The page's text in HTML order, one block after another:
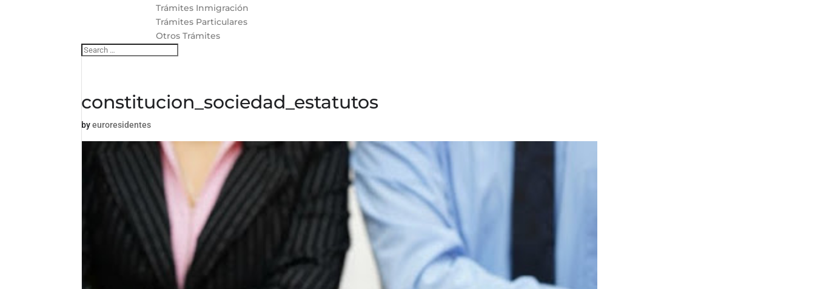
Trámites Inmigración
Trámites Particulares
Otros Trámites
constitucion_sociedad_estatutos
byeuroresidentes